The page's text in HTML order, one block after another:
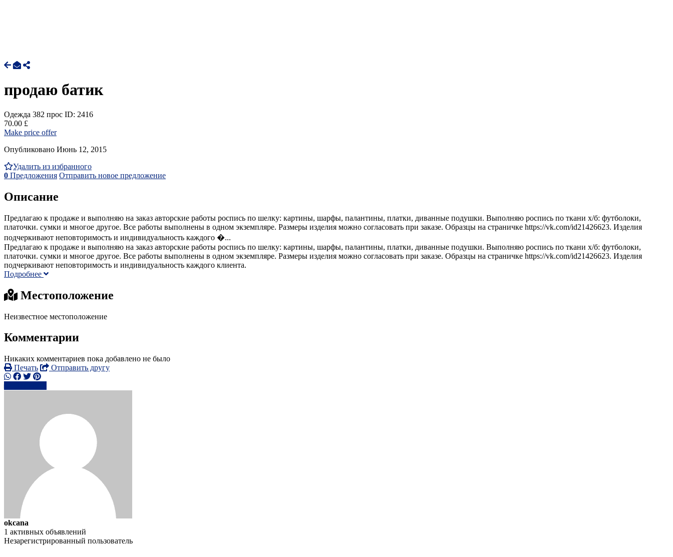
продаю батик
Одежда 382 прос ID: 2416
70.00 £
Make price offer
Опубликовано Июнь 12, 2015
Удалить из избранного
0 Предложения Отправить новое предложение
Описание
Предлагаю к продаже и выполняю на заказ авторские работы роспись по шелку: картины, шарфы, палантины, платки, диванные подушки. Выполняю роспись по ткани х/б: футболоки,
платочки. сумки и многое другое. Все работы выполнены в одном экземпляре. Размеры изделия можно согласовать при заказе. Образцы на страничке https://vk.com/id21426623. Изделия
подчеркивают неповторимость и индивидуальность каждого �...
Предлагаю к продаже и выполняю на заказ авторские работы роспись по шелку: картины, шарфы, палантины, платки, диванные подушки. Выполняю роспись по ткани х/б: футболоки,
платочки. сумки и многое другое. Все работы выполнены в одном экземпляре. Размеры изделия можно согласовать при заказе. Образцы на страничке https://vk.com/id21426623. Изделия
подчеркивают неповторимость и индивидуальность каждого клиента.
Подробнее
Местоположение
Неизвестное местоположение
Комментарии
Никаких комментариев пока добавлено не было
Печать
Отправить другу
okcana
1 активных объявлений
Незарегистрированный пользователь